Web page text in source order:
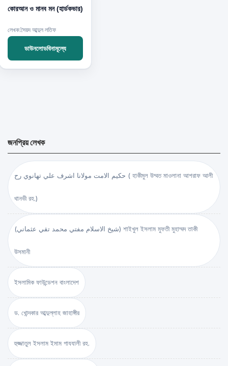
কোরআন ও মানব মন (হার্ডকভার)
লেখক:সৈয়দ আব্দুল লতিফ
ডাউনলোডবিনামূল্যে
জনপ্রিয় লেখক
حكيم الامت مولانا اشرف علي تهانوي رح ( হাকীমুল উম্মত মাওলানা আশরাফ আলী
থানভী রহ.)
(شيخ الاسلام مفتي محمد تقي عثماني) শাইখুল ইসলাম মুফতী মুহাম্মদ তাকী
উসমানী
ইসলামিক ফাউন্ডেশন বাংলাদেশ
ড. খোন্দকার আব্দুল্লাহ জাহাঙ্গীর
হুজ্জাতুল ইসলাম ইমাম গাযযালী রহ.